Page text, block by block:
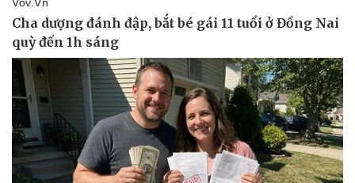
Pháp luật
Vụ án
Tin nóng
Quân sự - Quốc phòng
Vũ khí
Việt Nam